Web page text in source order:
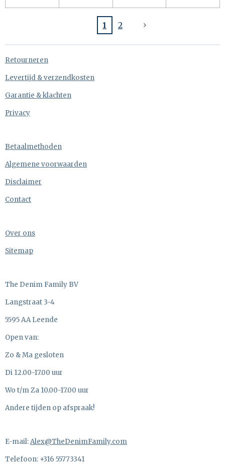
1 2
Retourneren
Levertijd & verzendkosten
Garantie & klachten
Privacy
Betaalmethoden
Algemene voorwaarden
Disclaimer
Contact
Over ons
Sitemap
The Denim Family BV
Langstraat 3-4
5595 AA Leende
Open van:
Zo & Ma gesloten
Di 12.00-17.00 uur
Wo t/m Za 10.00-17.00 uur
Andere tijden op afspraak!
E-mail:Alex@TheDenimFamily.com
Telefoon: +316 55773341